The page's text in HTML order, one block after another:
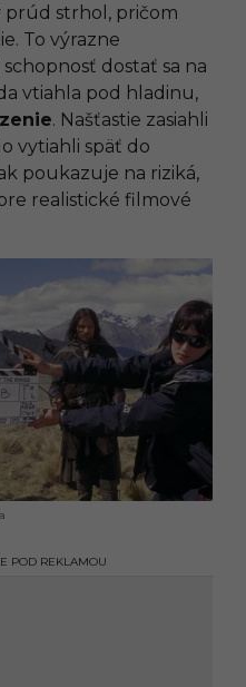
prúd strhol, pričom
To výrazne
dostať sa na
vtiahla pod hladinu,
. Našťastie zasiahli
vytiahli späť do
poukazuje na riziká,
realistické filmové
POD REKLAMOU